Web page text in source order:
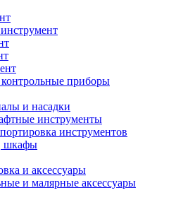
приборы
и насадки
инструменты
инструментов
шкафы
и аксессуары
и малярные аксессуары